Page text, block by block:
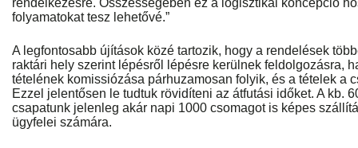
rendelkezésre. Összességében ez a logisztikai koncepció
folyamatokat tesz lehetővé.”
A legfontosabb újítások közé tartozik, hogy a rendelések
raktári hely szerint lépésről lépésre kerülnek feldolgozásra,
tételének komissiózása párhuzamosan folyik, és a tételek a
Ezzel jelentősen le tudtuk rövidíteni az átfutási időket. A kb.
csapatunk jelenleg akár napi 1000 csomagot is képes
ügyfelei számára.